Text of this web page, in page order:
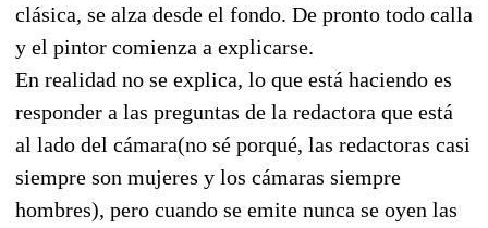
clásica, se alza desde el fondo. De pronto todo calla
y el pintor comienza a explicarse.
En realidad no se explica, lo que está haciendo es
responder a las preguntas de la redactora que está
al lado del cámara(no sé porqué, las redactoras casi
siempre son mujeres y los cámaras siempre
hombres), pero cuando se emite nunca se oyen las